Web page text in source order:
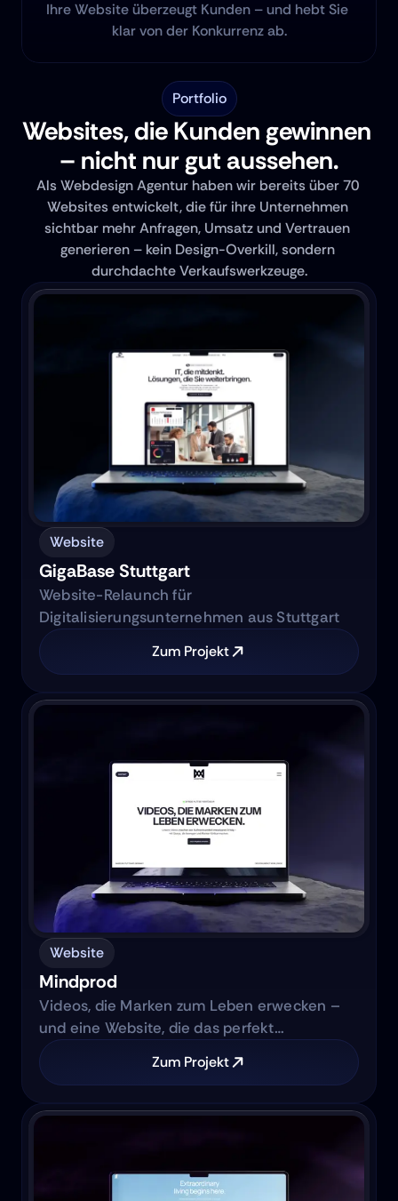
Ihre Website überzeugt Kunden – und hebt Sie
klar von der Konkurrenz ab.
Portfolio
Websites, die Kunden gewinnen
– nicht nur gut aussehen.
Als Webdesign Agentur haben wir bereits über 70
Websites entwickelt, die für ihre Unternehmen
sichtbar mehr Anfragen, Umsatz und Vertrauen
generieren – kein Design-Overkill, sondern
durchdachte Verkaufswerkzeuge.
GigaBase Stuttgart
Website
Website-Relaunch für
Digitalisierungsunternehmen aus Stuttgart
Zum Projekt
Mindprod
Website
Videos, die Marken zum Leben erwecken –
und eine Website, die das perfekt
widerspiegelt.
Zum Projekt